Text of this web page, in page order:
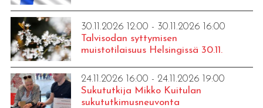
30.11.2026 12:00 - 30.11.2026 16:00
Talvisodan syttymisen
muistotilaisuus Helsingissä 30.11.
24.11.2026 16:00 - 24.11.2026 19:00
Sukututkija Mikko Kuitulan
sukututkimusneuvonta